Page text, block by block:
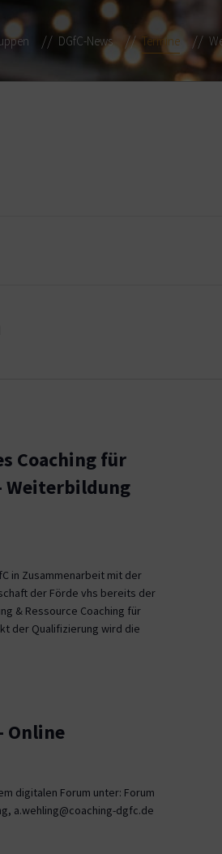
DGfC-News Termine
Coaching für
Weiterbildung
in Zusammenarbeit mit der
der Förde vhs bereits der
& Ressource Coaching für
der Qualifizierung wird die
Online
digitalen Forum unter: Forum
a.wehling@coaching-dgfc.de